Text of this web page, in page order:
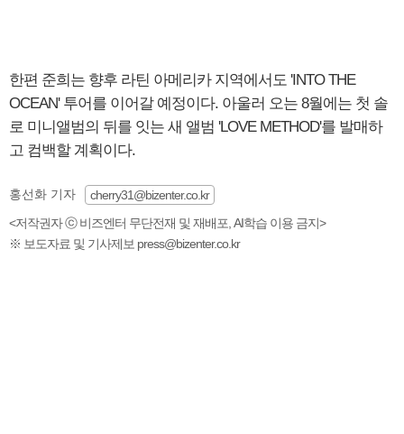
한편 준희는 향후 라틴 아메리카 지역에서도 'INTO THE
OCEAN' 투어를 이어갈 예정이다. 아울러 오는 8월에는 첫 솔
로 미니앨범의 뒤를 잇는 새 앨범 'LOVE METHOD'를 발매하
고 컴백할 계획이다.
홍선화 기자
cherry31@bizenter.co.kr
<저작권자 ⓒ 비즈엔터 무단전재 및 재배포, AI학습 이용 금지>
※ 보도자료 및 기사제보 press@bizenter.co.kr